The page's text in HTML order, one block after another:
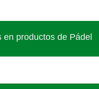
en productos de Pádel